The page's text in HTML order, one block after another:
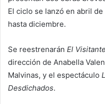
El ciclo se lanzó en abril
hasta diciembre.
Se reestrenarán El Visitante
dirección de Anabella
Malvinas, y el espectáculo
Desdichados.